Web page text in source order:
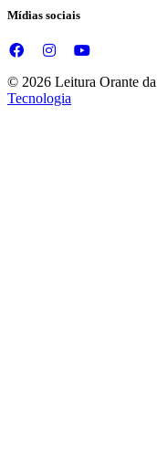
Mídias sociais
© 2026 Leitura Orante
Tecnologia